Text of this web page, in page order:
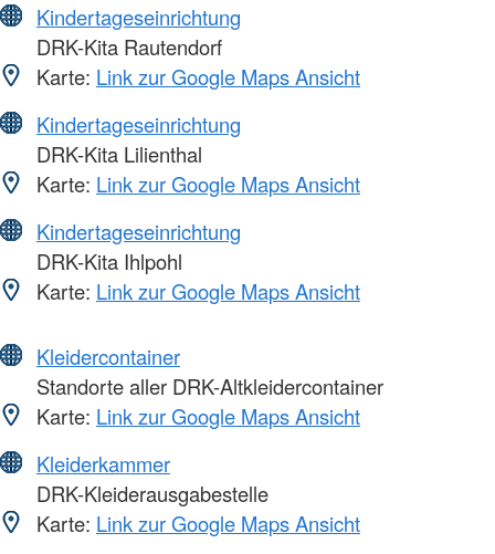
Kindertageseinrichtung
DRK-Kita Rautendorf
Karte: Link zur Google Maps Ansicht
Kindertageseinrichtung
DRK-Kita Lilienthal
Karte: Link zur Google Maps Ansicht
Kindertageseinrichtung
DRK-Kita Ihlpohl
Karte: Link zur Google Maps Ansicht
Kleidercontainer
Standorte aller DRK-Altkleidercontainer
Karte: Link zur Google Maps Ansicht
Kleiderkammer
DRK-Kleiderausgabestelle
Karte: Link zur Google Maps Ansicht